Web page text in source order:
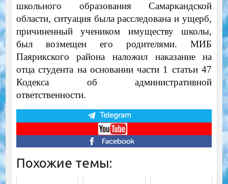
школьного образования Самаркандской
области, ситуация была расследована и ущерб,
причиненный учеником имуществу школы,
был возмещен его родителями. МИБ
Паярикского района наложил наказание на
отца студента на основании части 1 статьи 47
Кодекса об административной
ответственности.
Похожие темы: